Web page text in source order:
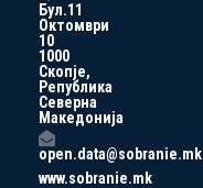
Бул.11
Октомври
10
1000
Скопје,
Република
Северна
Македонија
open.data@sobranie.mk
www.sobranie.mk